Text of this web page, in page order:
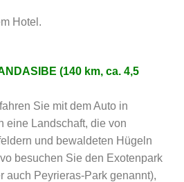
Hotel.
(140 km, ca. 4,5
Sie mit dem Auto in
eine Landschaft, die von
und bewaldeten Hügeln
besuchen Sie den Exotenpark
auch Peyrieras-Park genannt),